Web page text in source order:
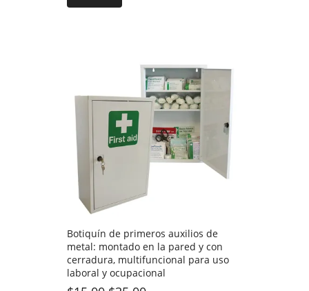
Botiquín de primeros auxilios de
metal: montado en la pared y con
cerradura, multifuncional para uso
laboral y ocupacional